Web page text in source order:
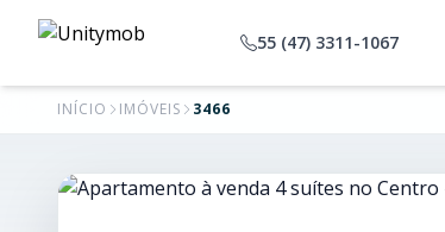
55 (47) 3311-1067
INÍCIO IMÓVEIS 3466